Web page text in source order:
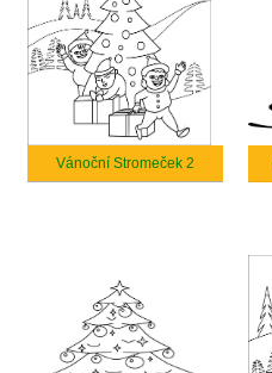
Vánoční Stromeček 2